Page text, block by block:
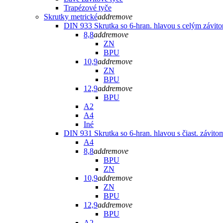
Trapézové tyče
Skrutky metrickéaddremove
DIN 933 Skrutka so 6-hran. hlavou s celým
8,8addremove
ZN
BPU
10,9addremove
ZN
BPU
12,9addremove
BPU
A2
A4
Iné
DIN 931 Skrutka so 6-hran. hlavou s čiast.
A4
8,8addremove
BPU
ZN
10,9addremove
ZN
BPU
12,9addremove
BPU